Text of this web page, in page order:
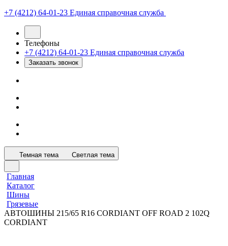
+7 (4212) 64-01-23 Единая справочная служба
Телефоны
+7 (4212) 64-01-23 Единая справочная служба
Заказать звонок
Темная тема Светлая тема
Главная
Каталог
Шины
Грязевые
АВТОШИНЫ 215/65 R16 CORDIANT OFF ROAD 2 102Q
CORDIANT